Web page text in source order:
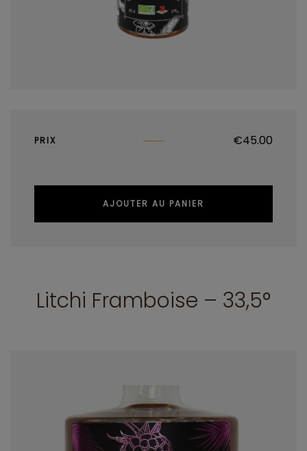
PRIX €45.00
AJOUTER AU PANIER
Litchi Framboise – 33,5°